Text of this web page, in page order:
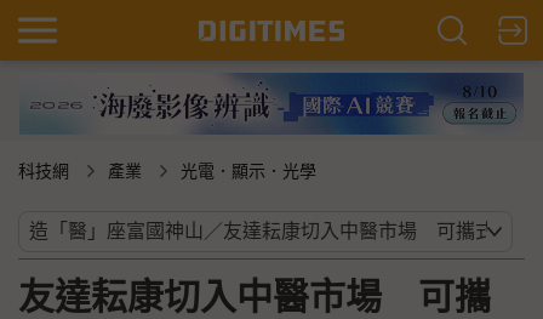
科技網 產業 光電．顯示．光學
友達耘康切入中醫市場 可攜